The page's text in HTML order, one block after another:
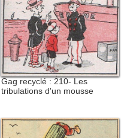
Gag recyclé : 210- Les
tribulations d'un mousse